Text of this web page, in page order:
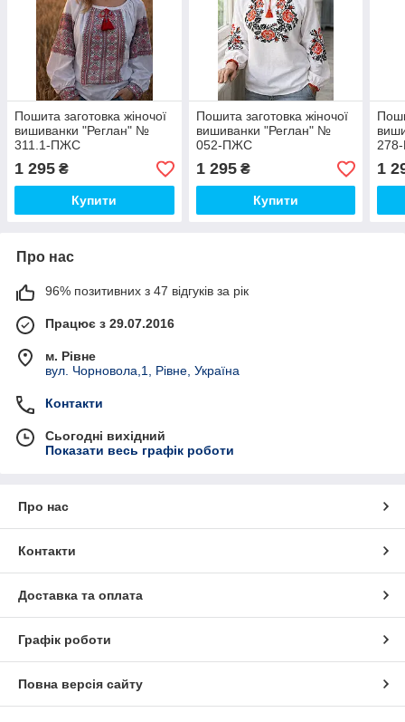
Пошита заготовка жіночої
вишиванки "Реглан" №
311.1-ПЖС
1 295 ₴
Купити
Пошита заготовка жіночої
вишиванки "Реглан" №
052-ПЖС
1 295₴
Купити
1
Про нас
96% позитивних з 47 відгуків за рік
Працює з 29.07.2016
м. Рівне
вул. Чорновола,1, Рівне, Україна
Контакти
Сьогодні вихідний
Показати весь графік роботи
Про нас
Контакти
Доставка та оплата
Графік роботи
Повна версія сайту